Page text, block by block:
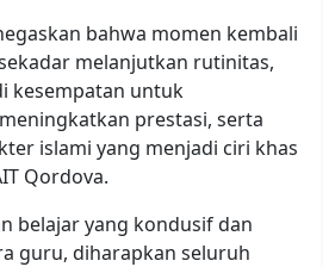
bahwa momen kembali
melanjutkan rutinitas,
kesempatan untuk
prestasi, serta
islami yang menjadi ciri khas
Qordova.
belajar yang kondusif dan
guru, diharapkan seluruh